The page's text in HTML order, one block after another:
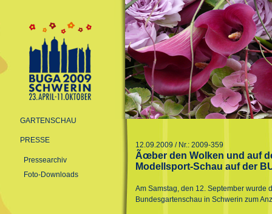
GARTENSCHAU
PRESSE
Pressearchiv
Foto-Downloads
12.09.2009 / Nr.: 2009-359
Ãœber den Wolken und auf
Modellsport-Schau auf der
Am Samstag, den 12. September wurde
Bundesgartenschau in Schwerin zum